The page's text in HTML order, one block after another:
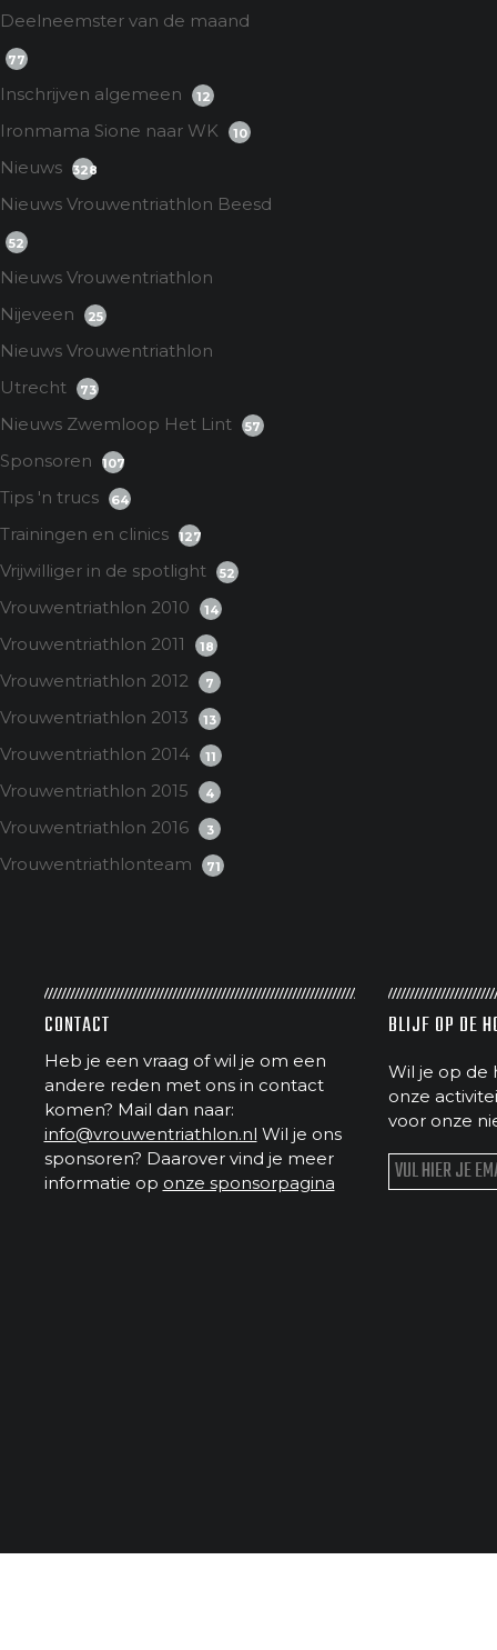
Deelneemster van de maand
77
Inschrijven algemeen 12
Ironmama Sione naar WK 10
Nieuws 328
Nieuws Vrouwentriathlon Beesd
52
Nieuws Vrouwentriathlon
Nijeveen
25
Nieuws Vrouwentriathlon
Utrecht
73
Nieuws Zwemloop Het Lint 57
Sponsoren 107
Tips 'n trucs 64
Trainingen en clinics 127
Vrijwilliger in de spotlight 52
Vrouwentriathlon 2010 14
Vrouwentriathlon 2011 18
Vrouwentriathlon 2012 7
Vrouwentriathlon 2013 13
Vrouwentriathlon 2014 11
Vrouwentriathlon 2015 4
Vrouwentriathlon 2016 3
Vrouwentriathlonteam 71
CONTACT
Heb je een vraag of wil je om een
andere reden met ons in contact
komen? Mail dan naar:
info@vrouwentriathlon.nl Wil je ons
sponsoren? Daarover vind je meer
informatie op onze sponsorpagina
BLIJF OP DE
Wil je op de
onze
voor onze